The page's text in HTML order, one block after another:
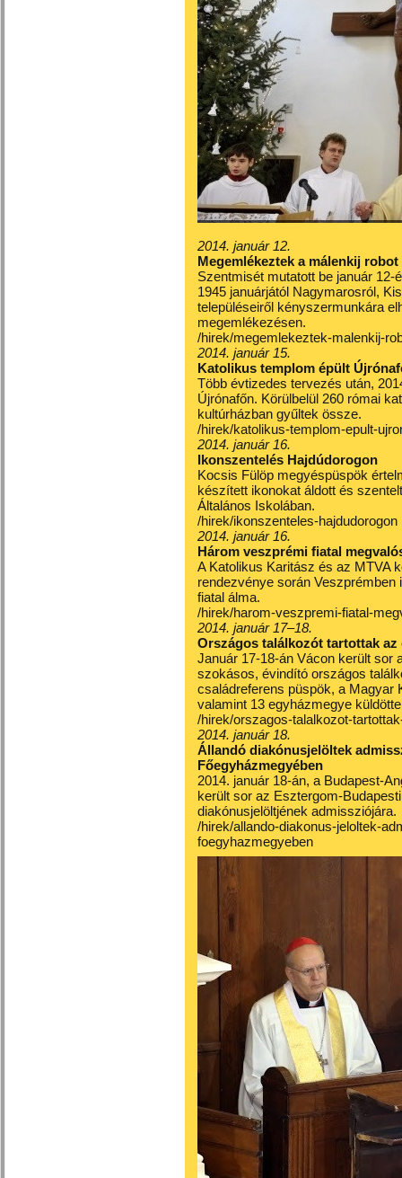
2014. január 12.
Megemlékeztek a málenkij
Szentmisét mutatott be január
1945 januárjától Nagymarosról,
településeiről kényszermunkára
megemlékezésen.
/hirek/megemlekeztek-malenkij-
2014. január 15.
Katolikus templom épült
Több évtizedes tervezés után,
Újrónafőn. Körülbelül 260 római
kultúrházban gyűltek össze.
/hirek/katolikus-templom-epult-
2014. január 16.
Ikonszentelés Hajdúdorogon
Kocsis Fülöp megyéspüspök
készített ikonokat áldott és
Általános Iskolában.
/hirek/ikonszenteles-hajdudorogon
2014. január 16.
Három veszprémi fiatal
A Katolikus Karitász és az MTVA
rendezvénye során
fiatal álma.
/hirek/harom-veszpremi-fiatal-
2014. január 17–18.
Országos találkozót tartottak
Január 17-18-án Vácon került sor
szokásos, évindító országos
családreferens püspök, a Magyar
valamint 13 egyházmegye
/hirek/orszagos-talalkozot-
2014. január 18.
Állandó diakónusjelöltek
Főegyházmegyében
2014. január 18-án, a Budapest-
került sor az Esztergom-
diakónusjelöltjének admissziójára.
/hirek/allando-diakonus-jeloltek-
foegyhazmegyeben